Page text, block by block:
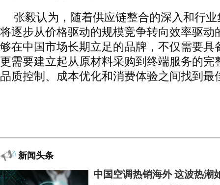
张毅认为，随着供应链整合的深入和行
将逐步从价格驱动的规模竞争转向效率驱动
够在中国市场长期立足的品牌，不仅需要具
更需要建立起从原材料采购到终端服务的完
品质控制、成本优化和消费体验之间找到最
新闻头条
中国空调热销海外 这波热潮